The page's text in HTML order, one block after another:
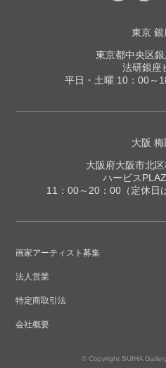
東京 銀
東京都中央区
法研銀座
平日・土曜 10：00～
大阪
大阪府大阪市北
ハービス
11：00～20：00（定休日
画家アーティスト募集
法人営業
特定商取引法
会社概要
© Copyright SUIHA